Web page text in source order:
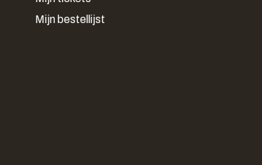
Mijn bestellijst